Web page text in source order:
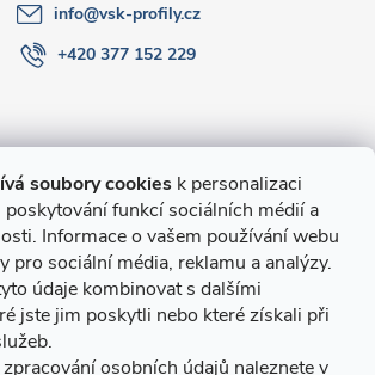
soubory cookies k personalizaci
poskytování funkcí sociálních médií a
Informace o vašem používání webu
pro sociální média, reklamu a analýzy.
údaje kombinovat s dalšími
jste jim poskytli nebo které získali při
osobních údajů naleznete v
Alusic
info@vsk-profily.cz
+420 377 152 229